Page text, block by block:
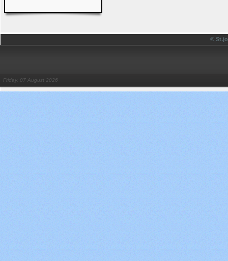
©
Friday, 07 August 2026